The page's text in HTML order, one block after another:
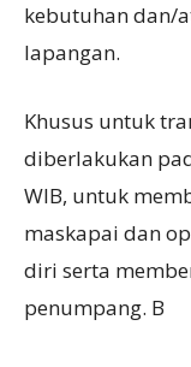
kebutuhan dan/
lapangan.
Khusus untuk
diberlakukan
WIB, untuk
maskapai dan
diri serta
penumpang. B